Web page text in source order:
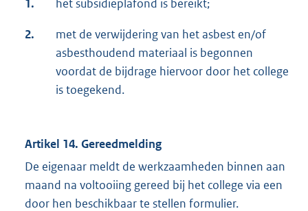
1. het subsidieplafond is bereikt;
2.
met de verwijdering van het asbest en/of
asbesthoudend materiaal is begonnen
voordat de bijdrage hiervoor door het college
is toegekend.
Artikel 14. Gereedmelding
De eigenaar meldt de werkzaamheden binnen aan
maand na voltooiing gereed bij het college via een
door hen beschikbaar te stellen formulier.